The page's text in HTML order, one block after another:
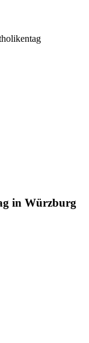
in Würzburg